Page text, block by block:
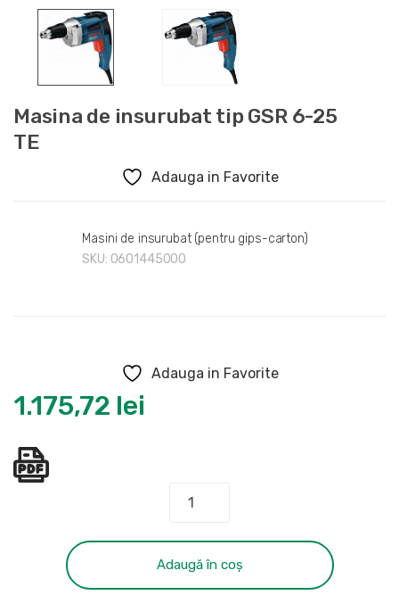
Masina de insurubat tip GSR 6-25
TE
Adauga in Favorite
Masini de insurubat (pentru gips-carton)
SKU: 0601445000
Adauga in Favorite
1.175,72 lei
Cantitate
de
insurubat
Adaugă în coș